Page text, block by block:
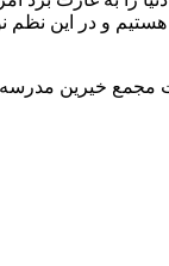
هستیم و در این
مجمع خیرین